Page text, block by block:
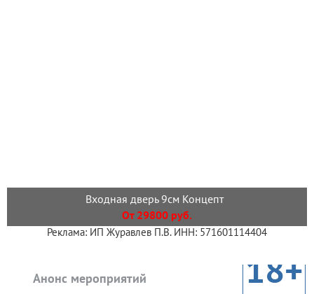
Входная дверь 9см Концепт
От 29800 руб.
Реклама: ИП Журавлев П.В. ИНН: 571601114404
Анонс мероприятий 18+